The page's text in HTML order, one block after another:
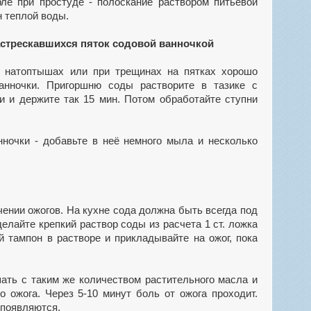
теплой воды.
пяток содовой ванночкой
или при трещинах на пятках хорошо
Пригоршню соды растворите в тазике с
и держите так 15 мин. Потом обработайте ступни
- добавьте в неё немного мыла и несколько
ожогов. На кухне сода должна быть всегда под
крепкий раствор соды из расчета 1 ст. ложка
в растворе и прикладывайте на ожог, пока
с таким же количеством растительного масла и
ожога. Через 5-10 минут боль от ожога проходит.